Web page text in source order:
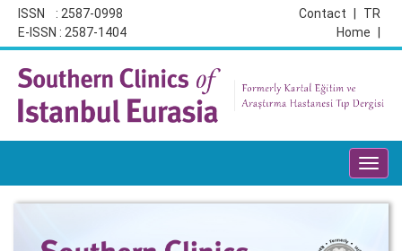
ISSN : 2587-0998
E-ISSN : 2587-1404
TR
Contact
Home